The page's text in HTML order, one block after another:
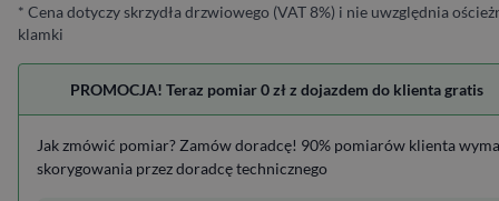
* Cena dotyczy skrzydła drzwiowego (VAT 8%) i nie uwzględnia
klamki
PROMOCJA! Teraz pomiar 0 zł z dojazdem do klienta gratis
Jak zmówić pomiar? Zamów doradcę! 90% pomiarów klienta
skorygowania przez doradcę technicznego